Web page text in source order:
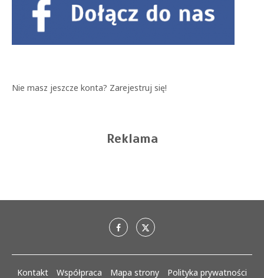
Nie masz jeszcze konta? Zarejestruj się!
Reklama
Kontakt Współpraca Mapa strony Polityka prywatności